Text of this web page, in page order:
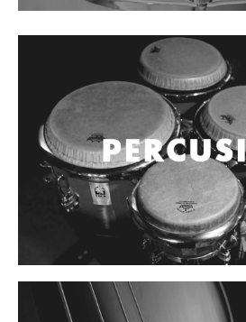
Cables
Columnas pasivas
Columnas activas
Amplificadores
Consolas mezcladoras
Procesadores y efectos
Monitores de estudio
Interfaz para grabación
Audífonos y monitoreo personal
Estantes y soportes